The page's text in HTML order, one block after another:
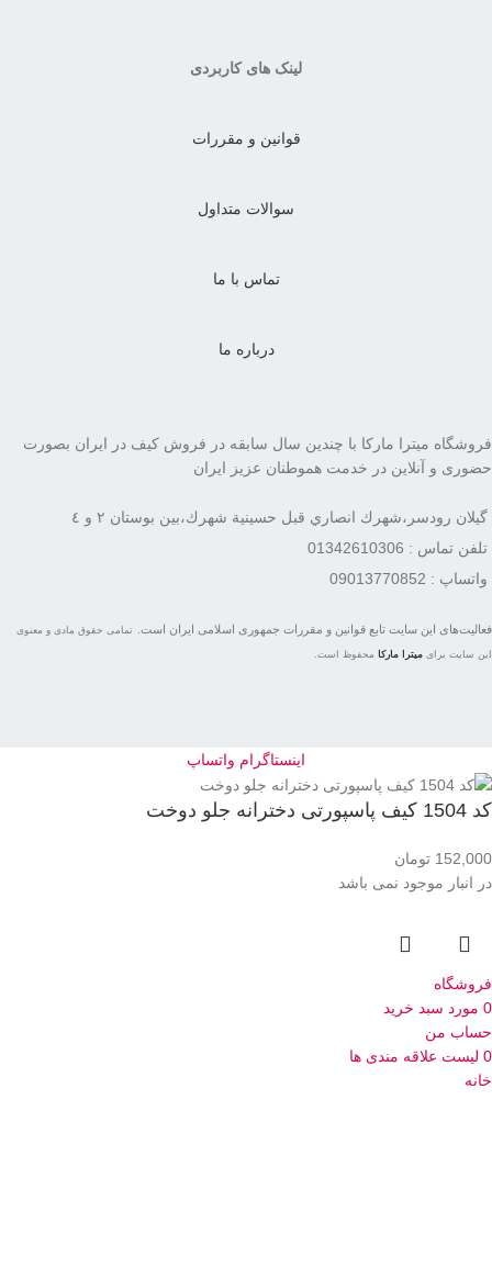
لینک های کاربردی
قوانین و مقررات
سوالات متداول
تماس با ما
درباره ما
فروشگاه میترا مارکا با چندین سال سابقه در فروش کیف در ایران بصورت
حضوری و آنلاین در خدمت هموطنان عزیز ایران
گيلان رودسر،شهرك انصاري قبل حسينية شهرك،بين بوستان ٢ و ٤
تلفن تماس : 01342610306
واتساپ : 09013770852
فعاليت‌های اين سايت تابع قوانين و مقررات جمهوری اسلامی ايران است. تمامی حقوق مادی و معنوی
این سایت برای میترا مارکا محفوظ است.
اینستاگرام واتساپ
کد 1504 کیف پاسپورتی دخترانه جلو دوخت
152,000 تومان
در انبار موجود نمی باشد
فروشگاه
0 مورد سبد خرید
حساب من
0 لیست علاقه مندی ها
خانه